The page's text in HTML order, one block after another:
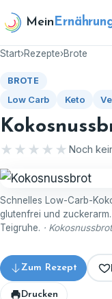
Zum Inhalt springen
Mein
Start›Rezepte›Brote
BROTE
Low Carb Keto
★★★★★
★★★★★ Noch
Schnelles Low-Carb-
glutenfrei und
Teigruhe. · Kokosnussbrot
Zum Rezept
Drucken